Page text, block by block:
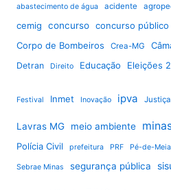
abastecimento de água acidente
cemig concurso concurso público
Corpo de Bombeiros
Crea-MG
Detran Direito Educação Eleições
Festival Inmet Inovação ipva Justiça
Lavras MG meio ambiente
Polícia Civil
prefeitura PRF Pé-de-Meia
Sebrae Minas segurança pública